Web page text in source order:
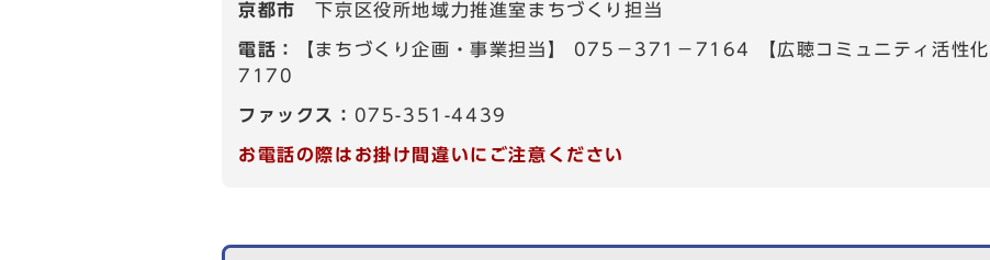
京都市下京区役所地域力推進室まちづくり担当
電話：
【まちづくり企画・事業担当】 075－371－7164 【広聴コミュニティ活性
7170
ファックス： 075-351-4439
お電話の際はお掛け間違いにご注意ください